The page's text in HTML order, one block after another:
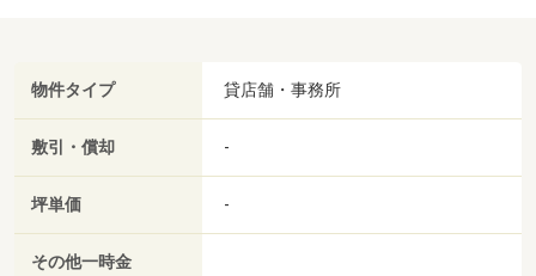
物件タイプ 貸店舗・事務所
敷引・償却 -
坪単価 -
その他一時金